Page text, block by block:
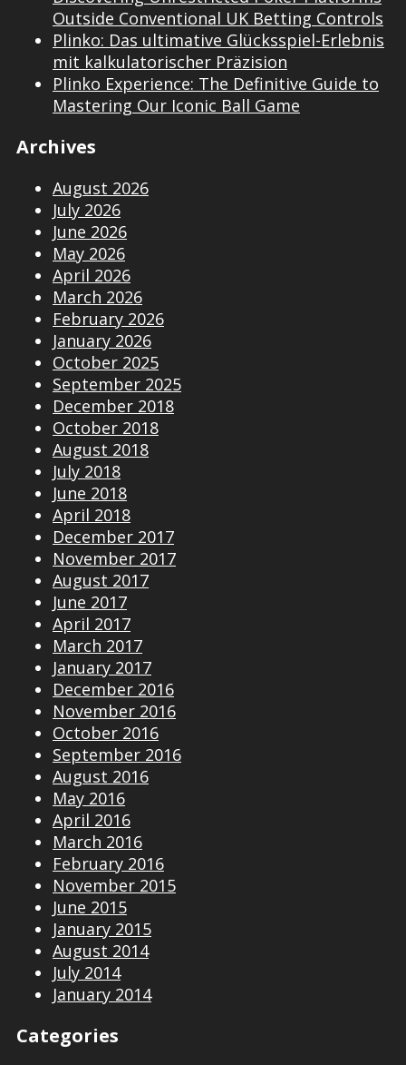
Outside Conventional UK Betting Controls
Plinko: Das ultimative Glücksspiel-Erlebnis
mit kalkulatorischer Präzision
Plinko Experience: The Definitive Guide to
Mastering Our Iconic Ball Game
Archives
August 2026
July 2026
June 2026
May 2026
April 2026
March 2026
February 2026
January 2026
October 2025
September 2025
December 2018
October 2018
August 2018
July 2018
June 2018
April 2018
December 2017
November 2017
August 2017
June 2017
April 2017
March 2017
January 2017
December 2016
November 2016
October 2016
September 2016
August 2016
May 2016
April 2016
March 2016
February 2016
November 2015
June 2015
January 2015
August 2014
July 2014
January 2014
Categories